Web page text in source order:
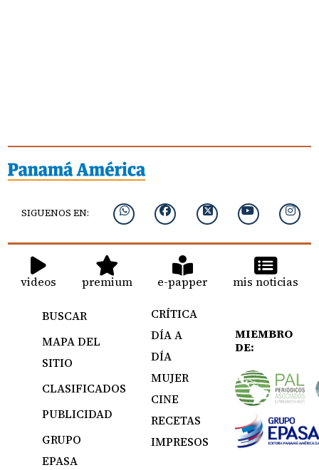
SIGUENOS EN:
videos premium e-papper mis noticias
BUSCAR
MAPA DEL
SITIO
CLASIFICADOS
PUBLICIDAD
GRUPO
EPASA
CRÍTICA
DÍA A
DÍA
MUJER
CINE
RECETAS
IMPRESOS
MIEMBRO
DE: